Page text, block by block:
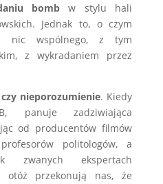
bomb w stylu hali
Jednak to, o czym
nic wspólnego, z tym
z wykradaniem przez
nieporozumienie. Kiedy
zadziwiająca
od producentów filmów
politologów, a
zwanych ekspertach
otóż przekonują nas, że